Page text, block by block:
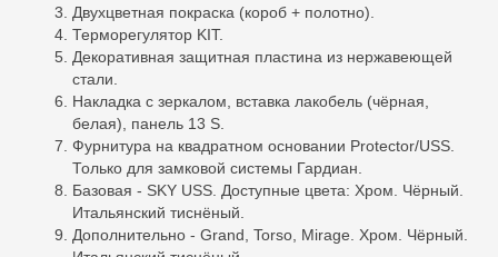
Двухцветная покраска (короб + полотно).
Терморегулятор KIT.
Декоративная защитная пластина из нержавеющей
стали.
Накладка с зеркалом, вставка лакобель (чёрная,
белая), панель 13 S.
Фурнитура на квадратном основании Protector/USS.
Только для замковой системы Гардиан.
Базовая - SKY USS. Доступные цвета: Хром. Чёрный.
Итальянский тиснёный.
Дополнительно - Grand, Torso, Mirage. Хром. Чёрный.